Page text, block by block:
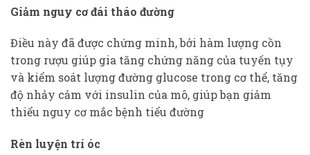
Giảm nguy cơ đái tháo đường
Điều này đã được chứng minh, bởi hàm lượng cồn
trong rượu giúp gia tăng chứng năng của tuyến tụy
và kiểm soát lượng đường glucose trong cơ thể, tăng
độ nhảy cảm với insulin của mô, giúp bạn giảm
thiểu nguy cơ mắc bệnh tiểu đường
Rèn luyện trí óc